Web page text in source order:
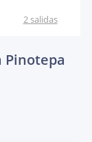
2 salidas
Pinotepa